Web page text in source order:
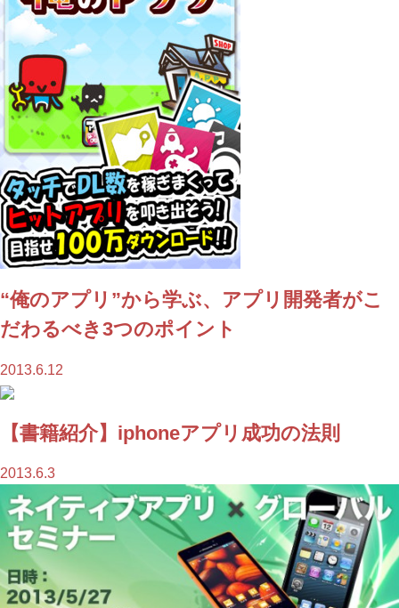
“俺のアプリ”から学ぶ、アプリ開発者がこ
だわるべき3つのポイント
2013.6.12
【書籍紹介】iphoneアプリ成功の法則
2013.6.3